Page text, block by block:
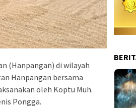
(Hanpangan) di wilayah
Hanpangan bersama
oleh Koptu Muh.
Pongga.